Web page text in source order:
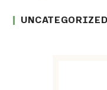
UNCATEGORIZED